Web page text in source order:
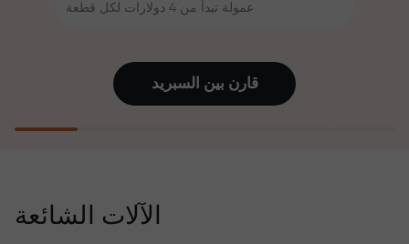
عمولة تبدأ من 4 دولارات لكل قطعة
إنستا فوركس على هاتف آيفون أو ماك
بوك أو رحلة أحلامه بمجرد إيداعه مبلغًا
من المال.
خسائرك ويضمن لك مضاعفة أرباحك
ثلاث مرات خلال ستة أشهر. تداول
قارن بين السبرید
الآلات الشائعة